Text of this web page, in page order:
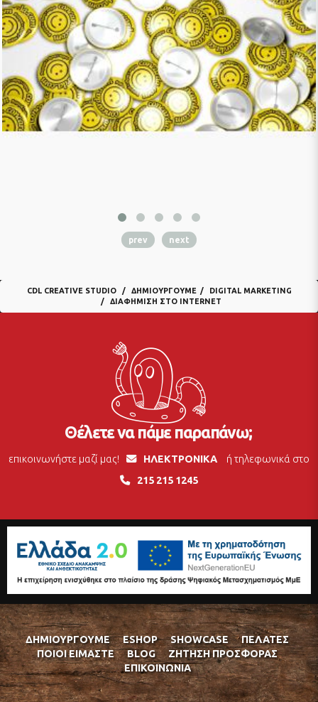
prev next
CDL CREATIVE STUDIO ΔΗΜΙΟΥΡΓΟΎΜΕ
DIGITAL MARKETING
ΔΙΑΦΉΜΙΣΗ ΣΤΟ INTERNET
Θέλετε να πάμε παραπάνω;
επικοινωνήστε μαζί μας! ΗΛΕΚΤΡΟΝΙΚΑ
ή τηλεφωνικά στο
215 215 1245
ΔΗΜΙΟΥΡΓΟΎΜΕ ESHOP SHOWCASE
ΠΕΛΆΤΕΣ
ΠΟΙΟΊ ΕΊΜΑΣΤΕ
BLOG
ΖΉΤΗΣΗ ΠΡΟΣΦΟΡΆΣ
ΕΠΙΚΟΙΝΩΝΊΑ